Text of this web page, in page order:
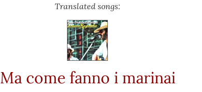
Translated songs:
Ma come fanno i marinai